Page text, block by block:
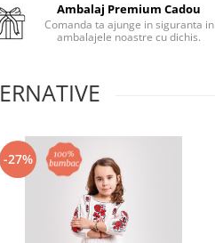
Ambalaj Premium Cadou
Comanda ta ajunge in siguranta in
ambalajele noastre cu dichis.
-27%